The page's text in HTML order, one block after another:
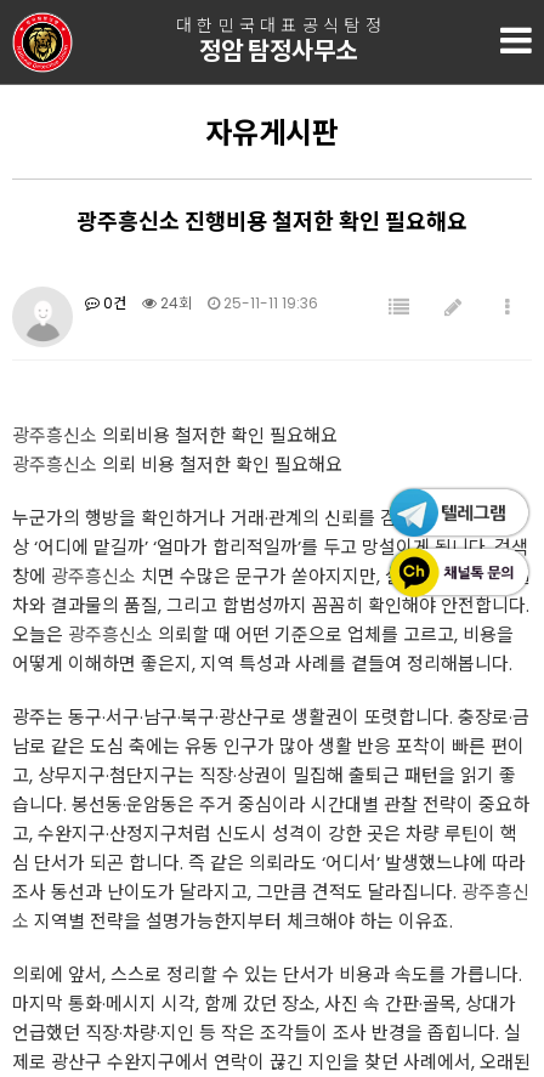
대한민국대표공식탐정
정암 탐정사무소
자유게시판
광주흥신소 진행비용 철저한 확인 필요해요
0건 24회 25-11-11 19:36
광주흥신소 의뢰비용 철저한 확인 필요해요
광주흥신소 의뢰 비용 철저한 확인 필요해요
누군가의 행방을 확인하거나 거래·관계의 신뢰를 검증해야 할 때, 막
상 ‘어디에 맡길까’ ‘얼마가 합리적일까’를 두고 망설이게 됩니다. 검색
창에 광주흥신소 치면 수많은 문구가 쏟아지지만, 실제로는 단계적 절
차와 결과물의 품질, 그리고 합법성까지 꼼꼼히 확인해야 안전합니다.
오늘은 광주흥신소 의뢰할 때 어떤 기준으로 업체를 고르고, 비용을
어떻게 이해하면 좋은지, 지역 특성과 사례를 곁들여 정리해봅니다.
광주는 동구·서구·남구·북구·광산구로 생활권이 또렷합니다. 충장로·금
남로 같은 도심 축에는 유동 인구가 많아 생활 반응 포착이 빠른 편이
고, 상무지구·첨단지구는 직장·상권이 밀집해 출퇴근 패턴을 읽기 좋
습니다. 봉선동·운암동은 주거 중심이라 시간대별 관찰 전략이 중요하
고, 수완지구·산정지구처럼 신도시 성격이 강한 곳은 차량 루틴이 핵
심 단서가 되곤 합니다. 즉 같은 의뢰라도 ‘어디서’ 발생했느냐에 따라
조사 동선과 난이도가 달라지고, 그만큼 견적도 달라집니다. 광주흥신
소 지역별 전략을 설명가능한지부터 체크해야 하는 이유죠.
의뢰에 앞서, 스스로 정리할 수 있는 단서가 비용과 속도를 가릅니다.
마지막 통화·메시지 시각, 함께 갔던 장소, 사진 속 간판·골목, 상대가
언급했던 직장·차량·지인 등 작은 조각들이 조사 반경을 좁힙니다. 실
제로 광산구 수완지구에서 연락이 끊긴 지인을 찾던 사례에서, 오래된